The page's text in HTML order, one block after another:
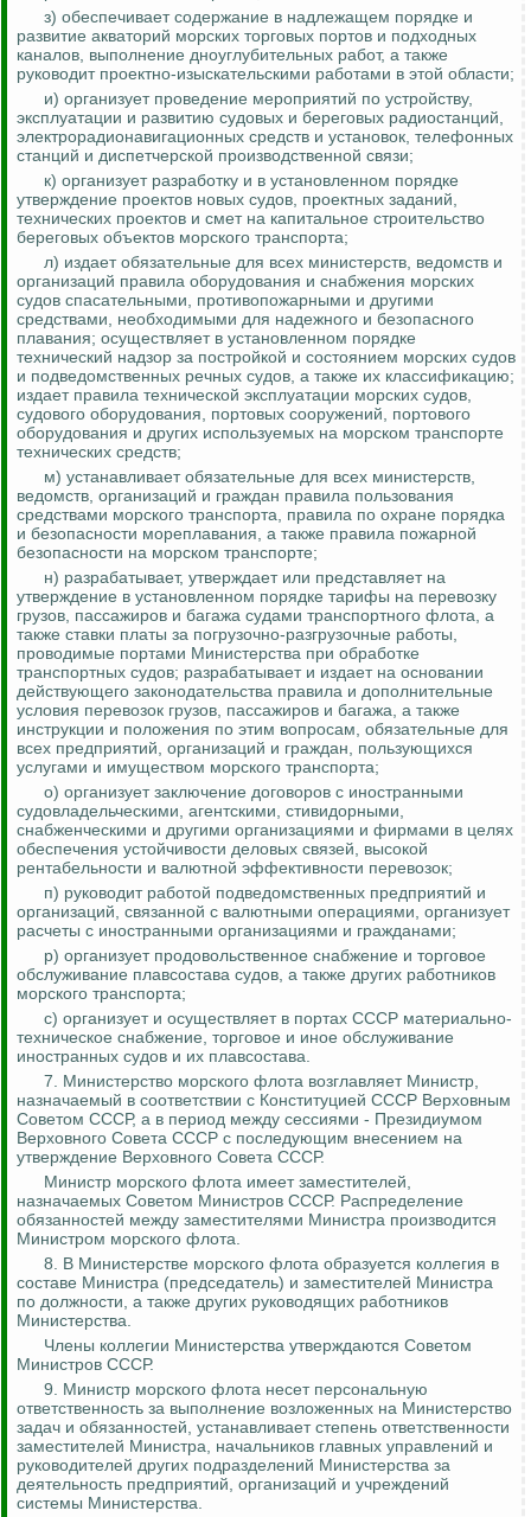
з) обеспечивает содержание в надлежащем порядке и
развитие акваторий морских торговых портов и подходных
каналов, выполнение дноуглубительных работ, а также
руководит проектно-изыскательскими работами в этой области;
и) организует проведение мероприятий по устройству,
эксплуатации и развитию судовых и береговых радиостанций,
электрорадионавигационных средств и установок, телефонных
станций и диспетчерской производственной связи;
к) организует разработку и в установленном порядке
утверждение проектов новых судов, проектных заданий,
технических проектов и смет на капитальное строительство
береговых объектов морского транспорта;
л) издает обязательные для всех министерств, ведомств и
организаций правила оборудования и снабжения морских
судов спасательными, противопожарными и другими
средствами, необходимыми для надежного и безопасного
плавания; осуществляет в установленном порядке
технический надзор за постройкой и состоянием морских судов
и подведомственных речных судов, а также их классификацию;
издает правила технической эксплуатации морских судов,
судового оборудования, портовых сооружений, портового
оборудования и других используемых на морском транспорте
технических средств;
м) устанавливает обязательные для всех министерств,
ведомств, организаций и граждан правила пользования
средствами морского транспорта, правила по охране порядка
и безопасности мореплавания, а также правила пожарной
безопасности на морском транспорте;
н) разрабатывает, утверждает или представляет на
утверждение в установленном порядке тарифы на перевозку
грузов, пассажиров и багажа судами транспортного флота, а
также ставки платы за погрузочно-разгрузочные работы,
проводимые портами Министерства при обработке
транспортных судов; разрабатывает и издает на основании
действующего законодательства правила и дополнительные
условия перевозок грузов, пассажиров и багажа, а также
инструкции и положения по этим вопросам, обязательные для
всех предприятий, организаций и граждан, пользующихся
услугами и имуществом морского транспорта;
о) организует заключение договоров с иностранными
судовладельческими, агентскими, стивидорными,
снабженческими и другими организациями и фирмами в целях
обеспечения устойчивости деловых связей, высокой
рентабельности и валютной эффективности перевозок;
п) руководит работой подведомственных предприятий и
организаций, связанной с валютными операциями, организует
расчеты с иностранными организациями и гражданами;
р) организует продовольственное снабжение и торговое
обслуживание плавсостава судов, а также других работников
морского транспорта;
с) организует и осуществляет в портах СССР материально-
техническое снабжение, торговое и иное обслуживание
иностранных судов и их плавсостава.
7. Министерство морского флота возглавляет Министр,
назначаемый в соответствии с Конституцией СССР Верховным
Советом СССР, а в период между сессиями - Президиумом
Верховного Совета СССР с последующим внесением на
утверждение Верховного Совета СССР.
Министр морского флота имеет заместителей,
назначаемых Советом Министров СССР. Распределение
обязанностей между заместителями Министра производится
Министром морского флота.
8. В Министерстве морского флота образуется коллегия в
составе Министра (председатель) и заместителей Министра
по должности, а также других руководящих работников
Министерства.
Члены коллегии Министерства утверждаются Советом
Министров СССР.
9. Министр морского флота несет персональную
ответственность за выполнение возложенных на Министерство
задач и обязанностей, устанавливает степень ответственности
заместителей Министра, начальников главных управлений и
руководителей других подразделений Министерства за
деятельность предприятий, организаций и учреждений
системы Министерства.